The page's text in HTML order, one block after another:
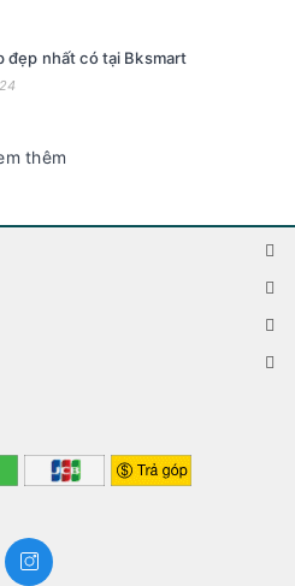
đẹp nhất có tại Bksmart
thêm